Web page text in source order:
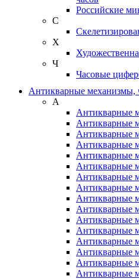
Российские
С
Х
Ч
Часовые
Антикварные механизмы,
А
Антикварные
Антикварные
Антикварные
Антикварные
Антикварные
Антикварные
Антикварные
Антикварные
Антикварные
Антикварные
Антикварные
Антикварные
Антикварные
Антикварные
Антикварные
Антикварные